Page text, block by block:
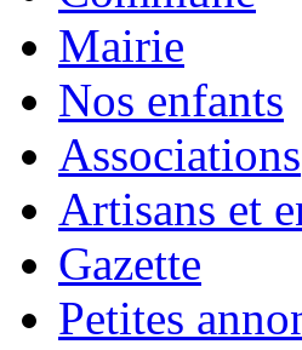
Mairie
Nos enfants
Associations
Artisans et
Gazette
Petites